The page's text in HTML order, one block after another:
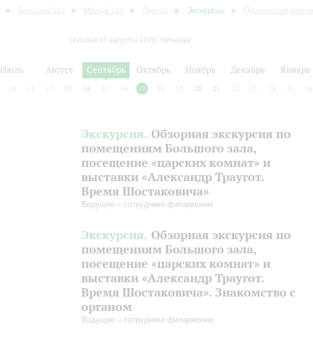
Большой зал Малый зал Лекции Экскурсии Пушкинская карта
сегодня 07 августа 2026, пятница
Июль Август Сентябрь Октябрь Ноябрь Декабрь Январь
10 12 13 14 15 16 17 18 19 20 21 22 23 24 25 26
Экскурсия. Обзорная экскурсия по
помещениям Большого зала,
посещение «царских комнат» и
выставки «Александр Траугот.
Время Шостаковича»
Ведущие – сотрудники филармонии
Экскурсия. Обзорная экскурсия по
помещениям Большого зала,
посещение «царских комнат» и
выставки «Александр Траугот.
Время Шостаковича». Знакомство с
органом
Ведущие – сотрудники филармонии